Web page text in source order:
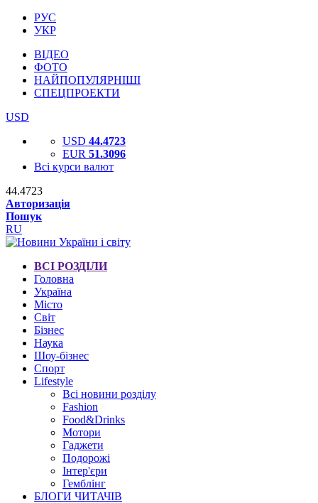
РУС
УКР
ВІДЕО
ФОТО
НАЙПОПУЛЯРНІШІ
СПЕЦПРОЕКТИ
USD
USD 44.4723
EUR 51.3096
Всі курси валют
44.4723
Авторизація
Пошук
RU
ВСІ РОЗДІЛИ
Головна
Україна
Місто
Світ
Бізнес
Наука
Шоу-бізнес
Спорт
Lifestyle
Всі новини розділу
Fashion
Food&Drinks
Мотори
Гаджети
Подорожі
Інтер'єри
Гемблінг
БЛОГИ ЧИТАЧІВ